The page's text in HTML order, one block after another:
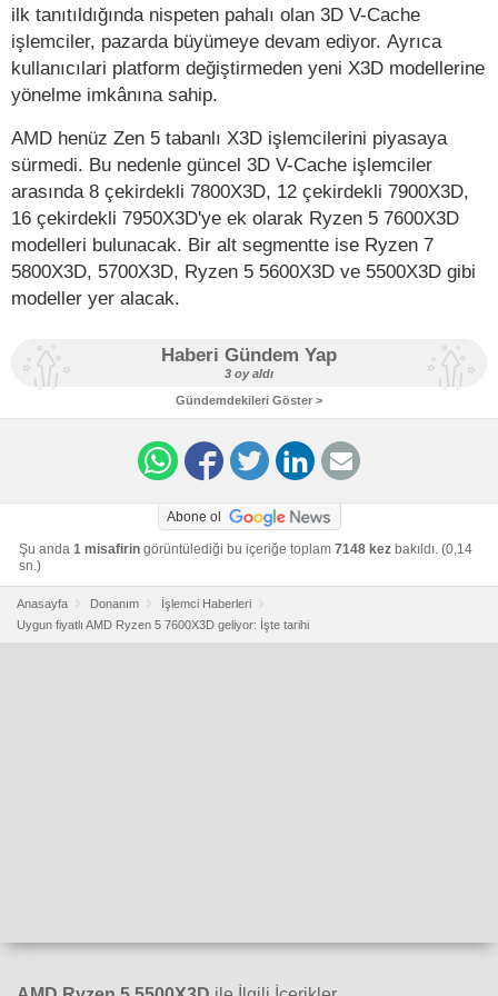
ilk tanıtıldığında nispeten pahalı olan 3D V-Cache
işlemciler, pazarda büyümeye devam ediyor. Ayrıca
kullanıcılari platform değiştirmeden yeni X3D modellerine
yönelme imkânına sahip.
AMD henüz Zen 5 tabanlı X3D işlemcilerini piyasaya
sürmedi. Bu nedenle güncel 3D V-Cache işlemciler
arasında 8 çekirdekli 7800X3D, 12 çekirdekli 7900X3D,
16 çekirdekli 7950X3D'ye ek olarak Ryzen 5 7600X3D
modelleri bulunacak. Bir alt segmentte ise Ryzen 7
5800X3D, 5700X3D, Ryzen 5 5600X3D ve 5500X3D gibi
modeller yer alacak.
Haberi Gündem Yap
3 oy aldı
Gündemdekileri Göster >
Abone ol
Şu anda 1 misafirin görüntülediği bu içeriğe toplam 7148 kez bakıldı. (0,14
sn.)
Anasayfa Donanım
İşlemci Haberleri
Uygun fiyatlı AMD Ryzen 5 7600X3D geliyor: İşte tarihi